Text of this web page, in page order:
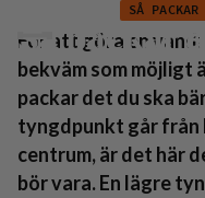
Hoppa till innehåll
Så packar du din ryggsäck
SÅ
Så packar
För att göra en
bekväm som möjligt
packar det du ska
tyngdpunkt går från
centrum, är det här
bör vara. En lägre